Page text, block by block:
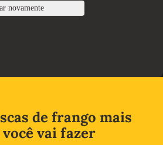
de frango mais
vai fazer